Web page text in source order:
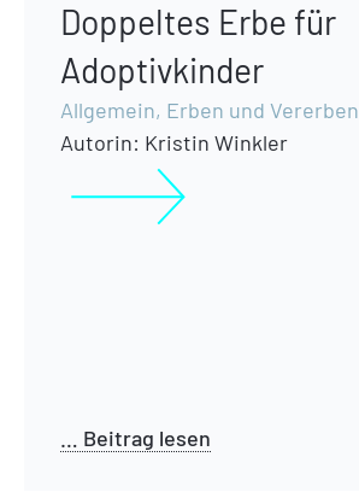
Doppeltes Erbe für
Adoptivkinder
Allgemein, Erben und Vererben
Autorin: Kristin Winkler
… Beitrag lesen